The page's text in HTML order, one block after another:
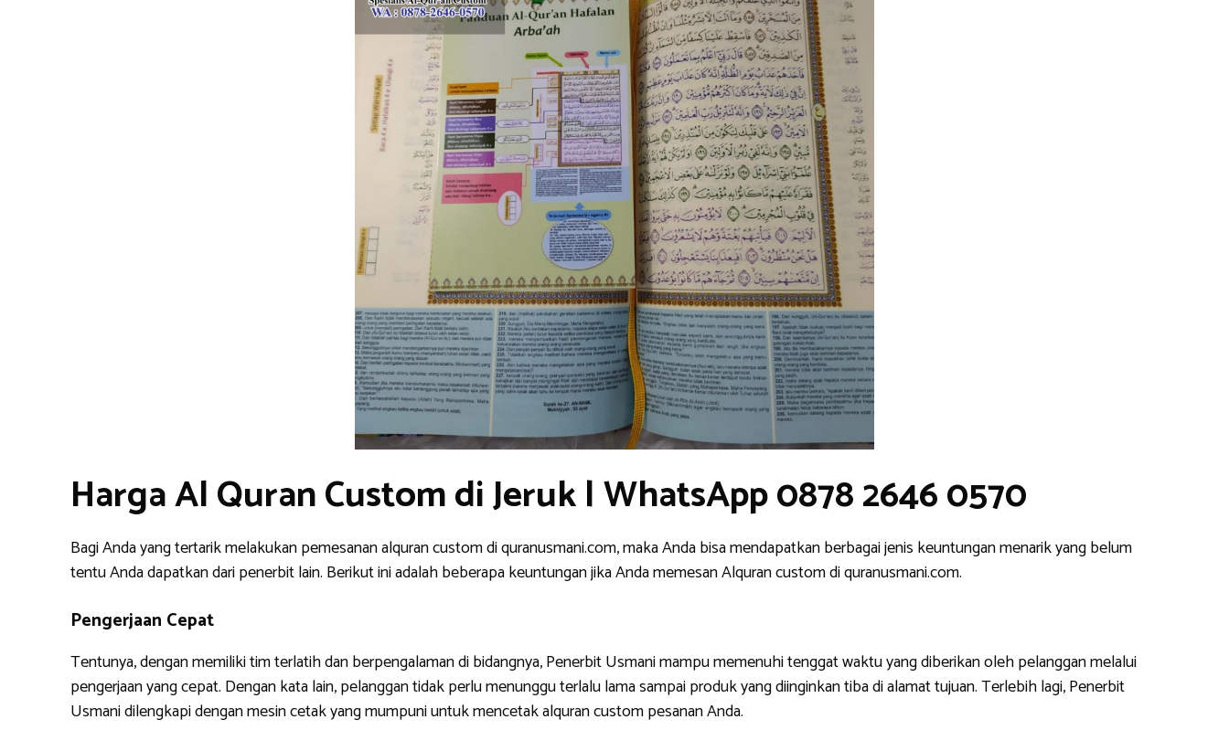
Harga Al Quran Custom di Jeruk | WhatsApp 0878 2646 0570
Bagi Anda yang tertarik melakukan pemesanan alquran custom di quranusmani.com, maka Anda bisa mendapatkan berbagai jenis keuntungan menarik yang belum
tentu Anda dapatkan dari penerbit lain. Berikut ini adalah beberapa keuntungan jika Anda memesan Alquran custom di quranusmani.com.
Pengerjaan Cepat
Tentunya, dengan memiliki tim terlatih dan berpengalaman di bidangnya, Penerbit Usmani mampu memenuhi tenggat waktu yang diberikan oleh pelanggan melalui
pengerjaan yang cepat. Dengan kata lain, pelanggan tidak perlu menunggu terlalu lama sampai produk yang diinginkan tiba di alamat tujuan. Terlebih lagi, Penerbit
Usmani dilengkapi dengan mesin cetak yang mumpuni untuk mencetak alquran custom pesanan Anda.